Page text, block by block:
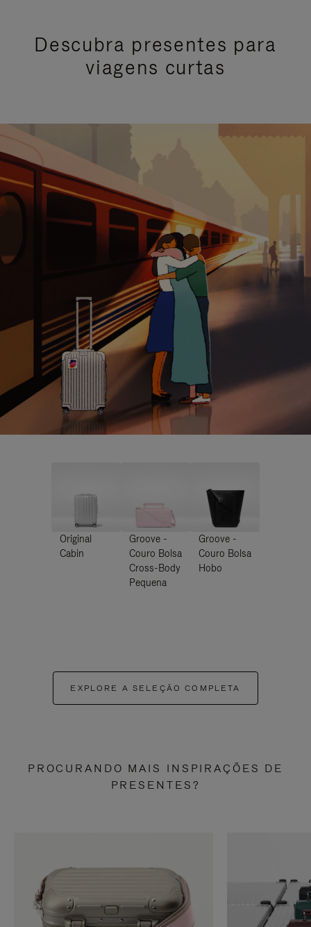
Descubra presentes para
viagens curtas
Original
Cabin
Groove -
Couro Bolsa
Cross-Body
Pequena
Groove -
Couro Bolsa
Hobo
EXPLORE A SELEÇÃO COMPLETA
PROCURANDO MAIS INSPIRAÇÕES DE
PRESENTES?